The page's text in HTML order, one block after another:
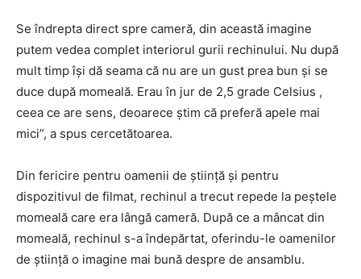
Se îndrepta direct spre cameră, din această imagine
putem vedea complet interiorul gurii rechinului. Nu după
mult timp își dă seama că nu are un gust prea bun și se
duce după momeală. Erau în jur de 2,5 grade Celsius ,
ceea ce are sens, deoarece știm că preferă apele mai
mici”, a spus cercetătoarea.
Din fericire pentru oamenii de știință și pentru
dispozitivul de filmat, rechinul a trecut repede la peștele
momeală care era lângă cameră. După ce a mâncat din
momeală, rechinul s-a îndepărtat, oferindu-le oamenilor
de știință o imagine mai bună despre de ansamblu.